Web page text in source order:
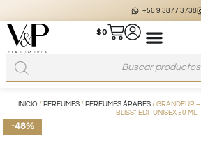
+56 9 3877 3738 @vyp_store.chile
$0
INICIO / PERFUMES / PERFUMES ÁRABES / GRANDEUR –
BLISS” EDP UNISEX 50 ML
-48%